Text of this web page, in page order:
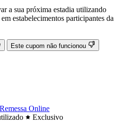
a sua próxima estadia utilizando
estabelecimentos participantes da
Este cupom não funcionou
Remessa Online
Exclusivo